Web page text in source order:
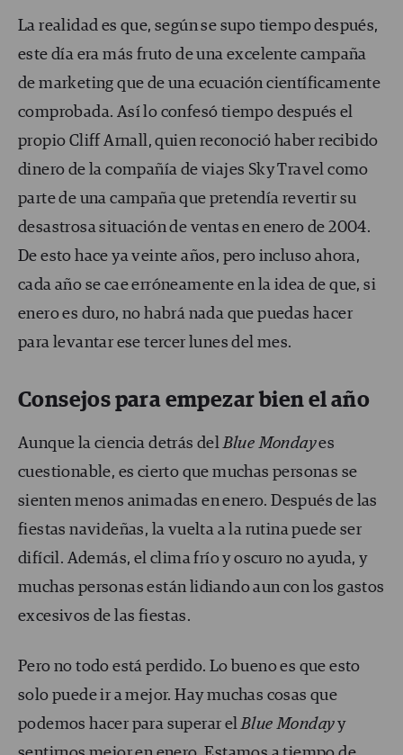
La realidad es que, según se supo tiempo después,
este día era más fruto de una excelente campaña
de marketing que de una ecuación científicamente
comprobada. Así lo confesó tiempo después el
propio Cliff Arnall, quien reconoció haber recibido
dinero de la compañía de viajes Sky Travel como
parte de una campaña que pretendía revertir su
desastrosa situación de ventas en enero de 2004.
De esto hace ya veinte años, pero incluso ahora,
cada año se cae erróneamente en la idea de que, si
enero es duro, no habrá nada que puedas hacer
para levantar ese tercer lunes del mes.
Consejos para empezar bien el año
Aunque la ciencia detrás delBlue Mondayes
cuestionable, es cierto que muchas personas se
sienten menos animadas en enero. Después de las
fiestas navideñas, la vuelta a la rutina puede ser
difícil. Además, el clima frío y oscuro no ayuda, y
muchas personas están lidiando aun con los gastos
excesivos de las fiestas.
Pero no todo está perdido. Lo bueno es que esto
solo puede ir a mejor. Hay muchas cosas que
podemos hacer para superar elBlue Mondayy